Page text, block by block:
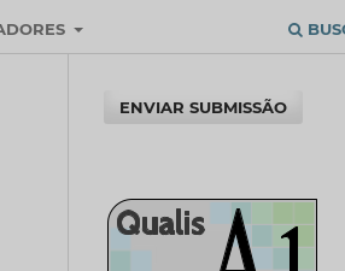
ENVIAR SUBMISSÃO